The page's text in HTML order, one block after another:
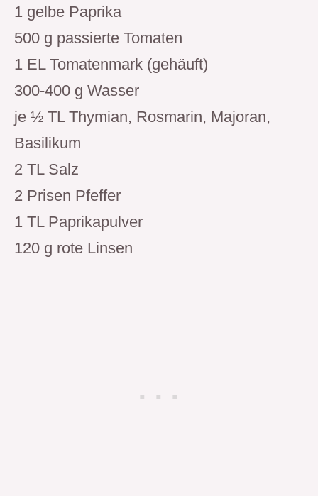
1 gelbe Paprika
500 g passierte Tomaten
1 EL Tomatenmark (gehäuft)
300-400 g Wasser
je ½ TL Thymian, Rosmarin, Majoran,
Basilikum
2 TL Salz
2 Prisen Pfeffer
1 TL Paprikapulver
120 g rote Linsen